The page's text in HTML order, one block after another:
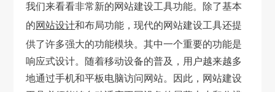
我们来看看非常新的网站建设工具功能。除了基本
的网站设计和布局功能，现代的网站建设工具还提
供了许多强大的功能模块。其中一个重要的功能是
响应式设计。随着移动设备的普及，用户越来越多
地通过手机和平板电脑访问网站。因此，网站建设